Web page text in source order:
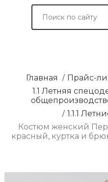
Главная / Прайс-
1.1 Летняя
/ 1.1.1
Костюм женский
красный, куртка и